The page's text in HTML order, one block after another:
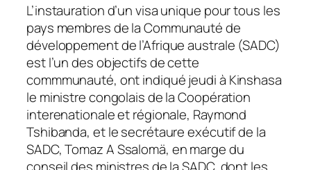
L’instauration d’un visa unique pour tous les
pays membres de la Communauté de
développement de l’Afrique australe (SADC)
est l’un des objectifs de cette
commmunauté, ont indiqué jeudi à Kinshasa
le ministre congolais de la Coopération
interenationale et régionale, Raymond
Tshibanda, et le secrétaure exécutif de la
SADC, Tomaz A Ssalomä, en marge du
conseil des ministres de la SADC, dont les